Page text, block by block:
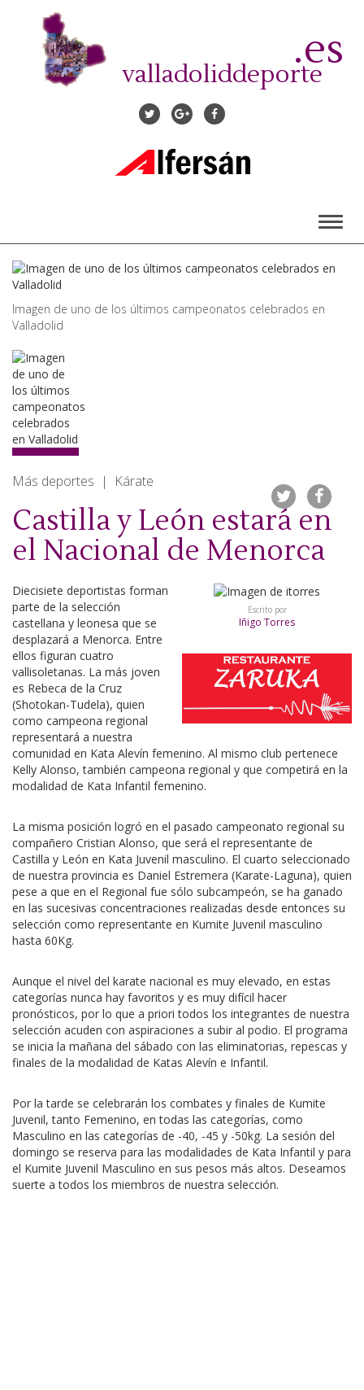
contenido
valladoliddeporte
.es
Imagen de uno de los últimos campeonatos celebrados en
Valladolid
Más deportes | Kárate
Castilla y León estará en
el Nacional de Menorca
Escrito por
Iñigo Torres
Diecisiete deportistas forman
parte de la selección
castellana y leonesa que se
desplazará a Menorca. Entre
ellos figuran cuatro
vallisoletanas. La más joven
es Rebeca de la Cruz
(Shotokan-Tudela), quien
como campeona regional
representará a nuestra
comunidad en Kata Alevín femenino. Al mismo club pertenece
Kelly Alonso, también campeona regional y que competirá en la
modalidad de Kata Infantil femenino.
La misma posición logró en el pasado campeonato regional su
compañero Cristian Alonso, que será el representante de
Castilla y León en Kata Juvenil masculino. El cuarto seleccionado
de nuestra provincia es Daniel Estremera (Karate-Laguna), quien
pese a que en el Regional fue sólo subcampeón, se ha ganado
en las sucesivas concentraciones realizadas desde entonces su
selección como representante en Kumite Juvenil masculino
hasta 60Kg.
Aunque el nivel del karate nacional es muy elevado, en estas
categorías nunca hay favoritos y es muy difícil hacer
pronósticos, por lo que a priori todos los integrantes de nuestra
selección acuden con aspiraciones a subir al podio. El programa
se inicia la mañana del sábado con las eliminatorias, repescas y
finales de la modalidad de Katas Alevín e Infantil.
Por la tarde se celebrarán los combates y finales de Kumite
Juvenil, tanto Femenino, en todas las categorías, como
Masculino en las categorías de -40, -45 y -50kg. La sesión del
domingo se reserva para las modalidades de Kata Infantil y para
el Kumite Juvenil Masculino en sus pesos más altos. Deseamos
suerte a todos los miembros de nuestra selección.